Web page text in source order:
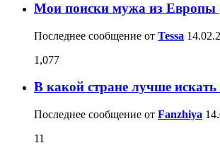
Мои поиски мужа из Европы
Последнее сообщение от Tessa
1,077
В какой стране лучше
Последнее сообщение от Fanzhiya
11